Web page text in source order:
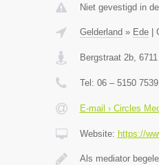
Niet gevestigd in
Gelderland » Ede|
Bergstraat 2b,
Tel: 06 – 5150 7539
E-mail › Circles
Website: https://
Als mediator